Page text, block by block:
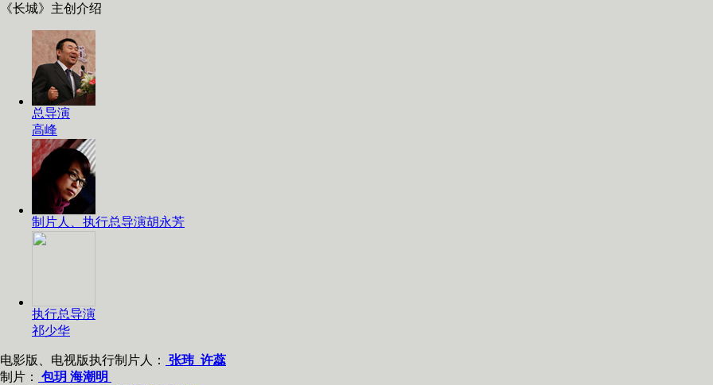
《长城》主创介绍
总导演
高峰
制片人、执行总导演胡永芳
执行总导演
祁少华
电影版、电视版执行制片人： 张玮 许蕊
制片：
包玥 海潮明